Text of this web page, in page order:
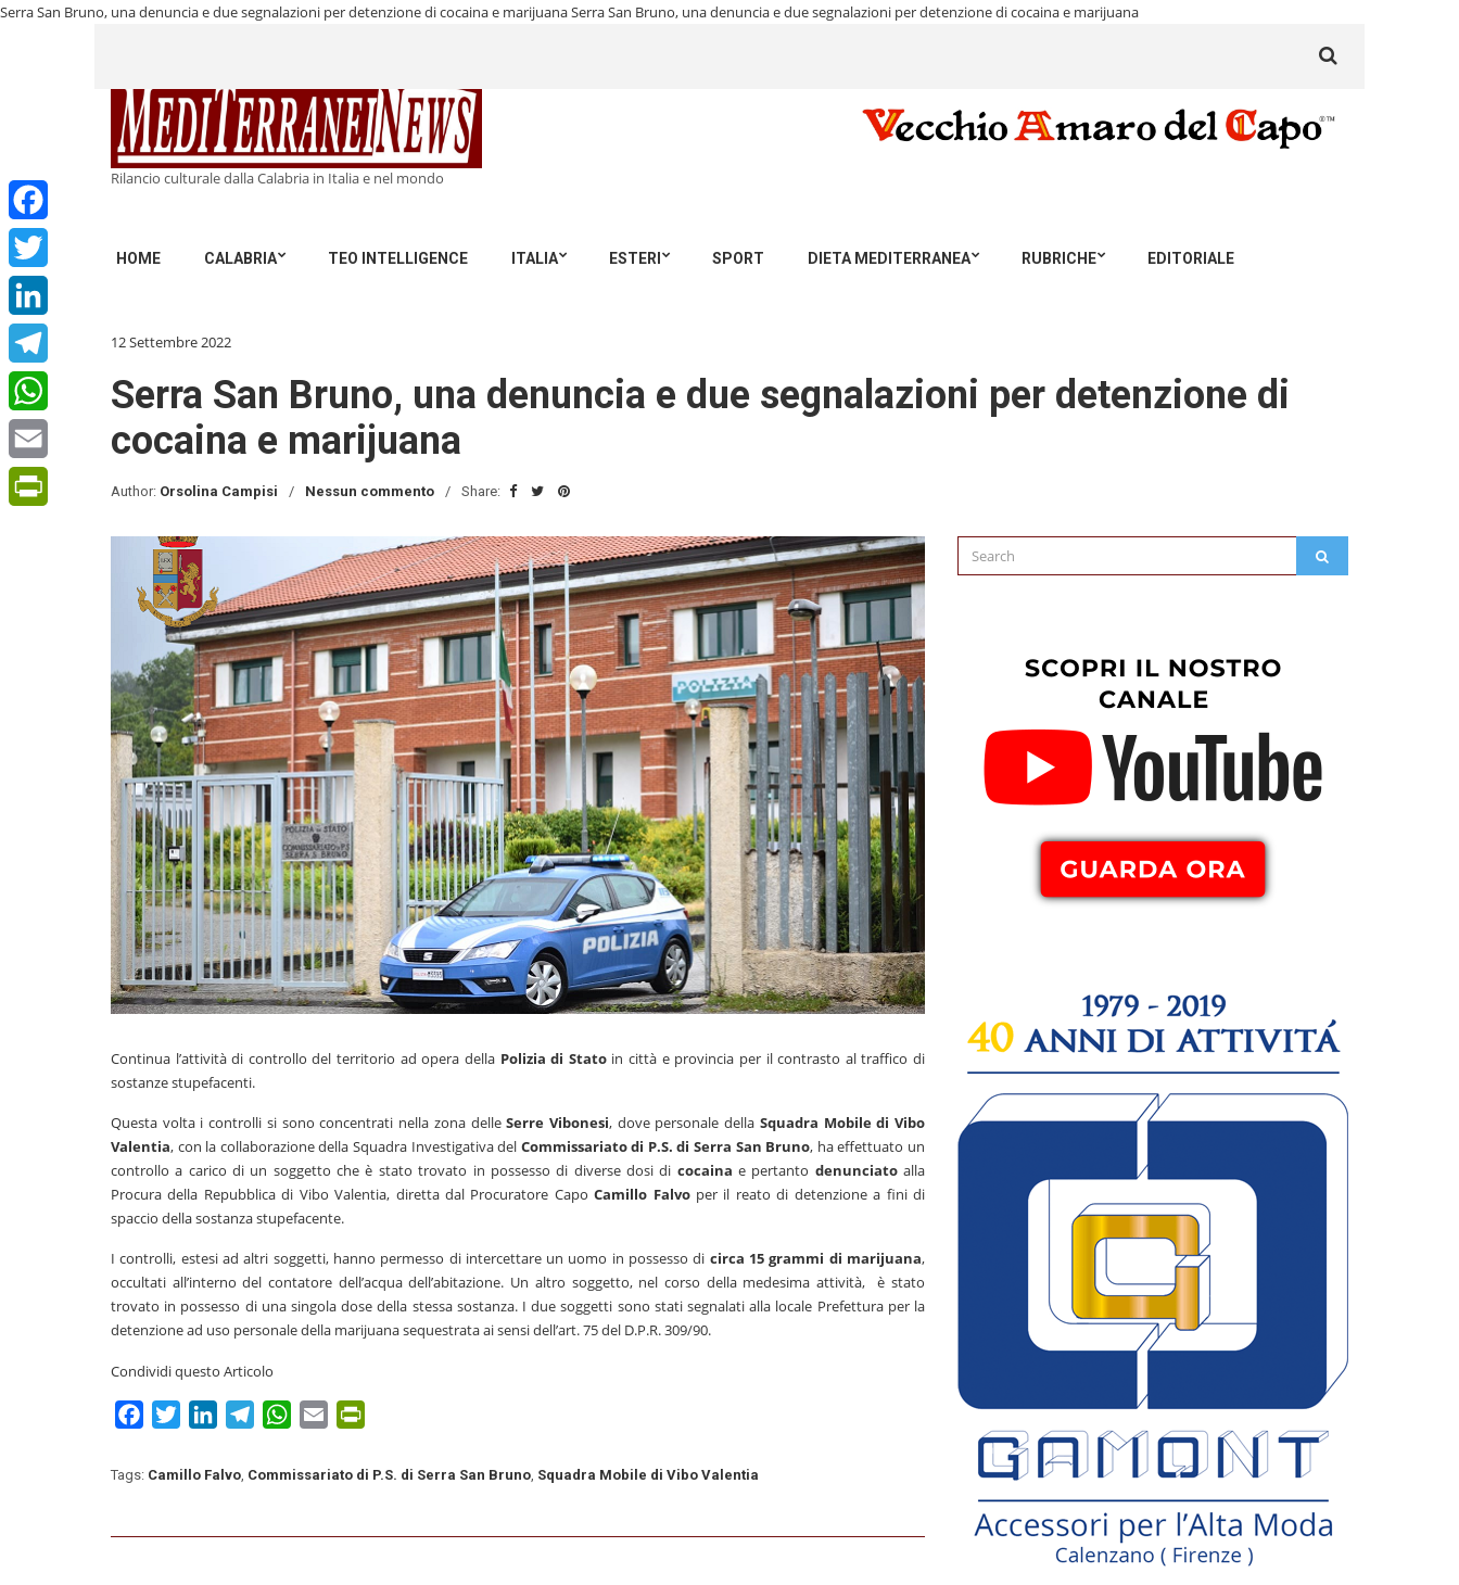
Serra San Bruno, una denuncia e due segnalazioni per detenzione di cocaina e marijuanaSerra San Bruno, una denuncia e due segnalazioni per detenzione di cocaina e marijuana
Rilancio culturale dalla Calabria in Italia e nel mondo
HOME CALABRIA TEO INTELLIGENCE ITALIA ESTERI SPORT DIETA MEDITERRANEA RUBRICHE EDITORIALE
for:
Facebook
Twitter
LinkedIn
Telegram
WhatsApp
Email
12 Settembre 2022
Serra San Bruno, una denuncia e due segnalazioni per detenzione di
cocaina e marijuana
Author: Orsolina Campisi Nessun commento Share:
Continua l’attività di controllo del territorio ad opera della Polizia di Statoin città e provincia per il contrasto al traffico di
sostanze stupefacenti.
Questa volta i controlli si sono concentrati nella zona delleSerre Vibonesi, dove personale della Squadra Mobile di Vibo
Valentia, con la collaborazione della Squadra Investigativa del Commissariato di P.S. di Serra San Bruno, ha effettuato un
controllo a carico di un soggetto che è stato trovato in possesso di diverse dosi di cocaina e pertanto denunciatoalla
Procura della Repubblica di Vibo Valentia, diretta dal Procuratore CapoCamillo Falvoper il reato di detenzione a fini di
spaccio della sostanza stupefacente.
I controlli, estesi ad altri soggetti, hanno permesso di intercettare un uomo in possesso di circa 15 grammi di marijuana,
occultati all’interno del contatore dell’acqua dell’abitazione. Un altro soggetto, nel corso della medesima attività, è stato
trovato in possesso di una singola dose della stessa sostanza. I due soggetti sono stati segnalati alla locale Prefettura per la
detenzione ad uso personale della marijuana sequestrata ai sensi dell’art. 75 del D.P.R. 309/90.
Condividi questo Articolo
FacebookTwitterLinkedInTelegramWhatsApp
Email
Tags: Camillo Falvo, Commissariato di P.S. di Serra San Bruno, Squadra Mobile di Vibo Valentia
Search
for: